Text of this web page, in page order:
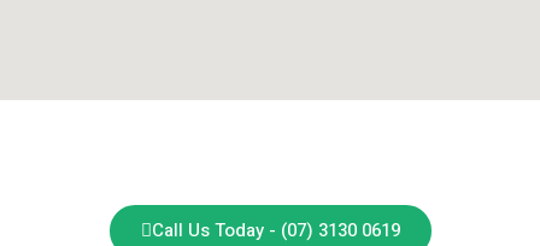
Call Us Today - (07) 3130 0619